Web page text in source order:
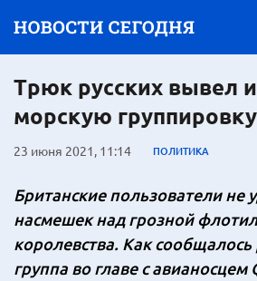
Трюк русских вывел
морскую
23 июня 2021, 11:14 ПОЛИТИКА
Британские пользователи не
насмешек над грозной
королевства. Как сообщалось
группа во главе с авианосцем